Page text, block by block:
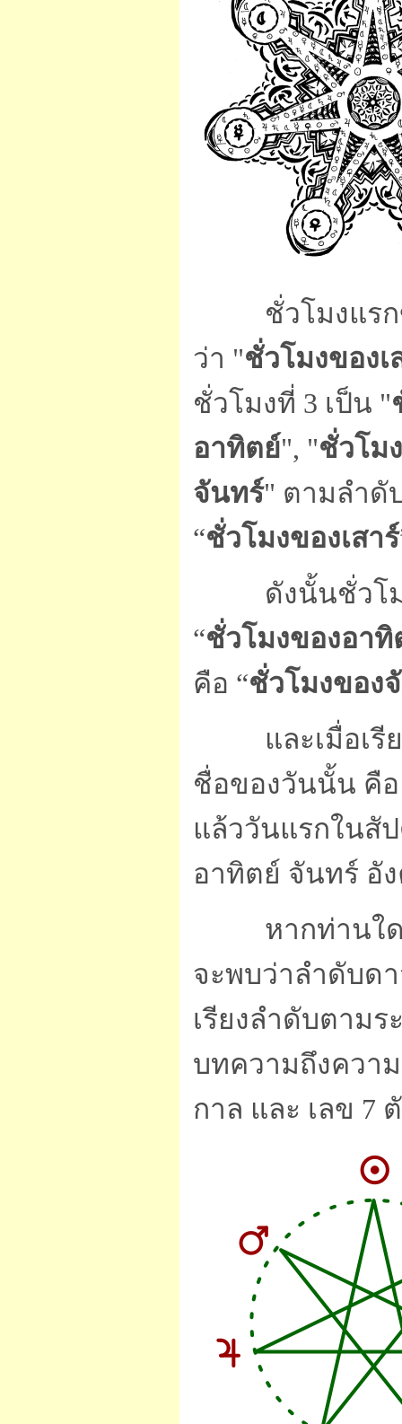
ชั่วโมงแรกขอ
ว่า "ชั่วโมงของเ
ชั่วโมงที่ 3 เป็น "
อาทิตย์", "ชั่วโม
จันทร์" ตามลำดั
“ชั่วโมงของเสาร์
ดังนั้นชั่วโมงที่
“ชั่วโมงของอาทิ
คือ “ชั่วโมงของ
และเมื่อเรียง
ชื่อของวันนั้น คื
แล้ววันแรกในสั
อาทิตย์ จันทร์ อั
หากท่านใดมีค
จะพบว่าลำดับด
เรียงลำดับตามร
บทความถึงควา
กาล และ เลข 7